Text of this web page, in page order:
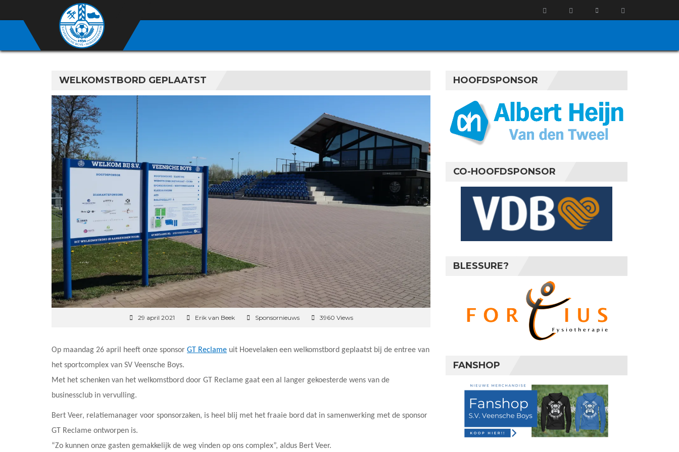
WELKOMSTBORD GEPLAATST
29 april 2021 Erik van Beek Sponsornieuws 3960 Views
Op maandag 26 april heeft onze sponsor GT Reclame uit Hoevelaken een welkomstbord geplaatst bij de entree van
het sportcomplex van SV Veensche Boys.
Met het schenken van het welkomstbord door GT Reclame gaat een al langer gekoesterde wens van de
businessclub in vervulling.
Bert Veer, relatiemanager voor sponsorzaken, is heel blij met het fraaie bord dat in samenwerking met de sponsor
GT Reclame ontworpen is.
“Zo kunnen onze gasten gemakkelijk de weg vinden op ons complex”, aldus Bert Veer.
HOOFDSPONSOR
CO-HOOFDSPONSOR
BLESSURE?
FANSHOP